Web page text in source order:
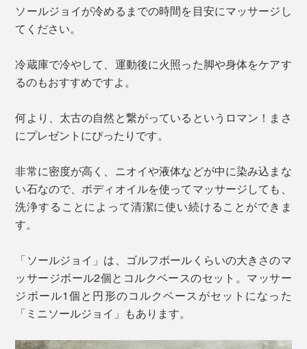
ソールジョイが冷めるまでの時間を目安にマッサージし
てください。
冷蔵庫で冷やして、運動後に火照った脚や身体をケアす
るのもおすすめですよ。
何より、太古の自然と繋がっているというロマン！まさ
にプレゼントにぴったりです。
非常に密度が高く、ニオイや液体などが中に染み込まな
い石なので、ボディオイルを使ってマッサージしても、
洗浄することによって清潔に使い続けることができま
す。
「ソールジョイ」は、ゴルフボールくらいの大きさのマ
ッサージボール2個とコルクベースのセット。マッサー
ジボール1個と円形のコルクベースがセットになった
「ミニソールジョイ」もあります。